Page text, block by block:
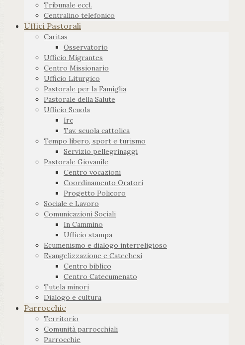
Tribunale eccl.
Centralino telefonico
Uffici Pastorali
Caritas
Osservatorio
Ufficio Migrantes
Centro Missionario
Ufficio Liturgico
Pastorale per la Famiglia
Pastorale della Salute
Ufficio Scuola
Irc
Tav. scuola cattolica
Tempo libero, sport e turismo
Servizio pellegrinaggi
Pastorale Giovanile
Centro vocazioni
Coordinamento Oratori
Progetto Policoro
Sociale e Lavoro
Comunicazioni Sociali
In Cammino
Ufficio stampa
Ecumenismo e dialogo interreligioso
Evangelizzazione e Catechesi
Centro biblico
Centro Catecumenato
Tutela minori
Dialogo e cultura
Parrocchie
Territorio
Comunità parrocchiali
Parrocchie